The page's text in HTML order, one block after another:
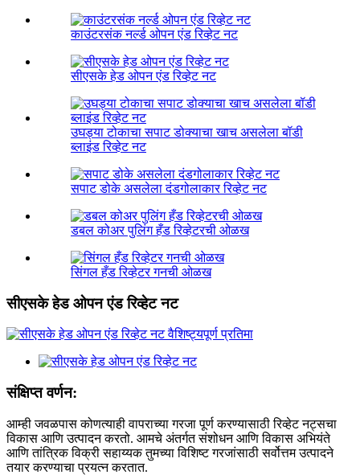
काउंटरसंक नर्ल्ड ओपन एंड रिव्हेट नट
सीएसके हेड ओपन एंड रिव्हेट नट
उघड्या टोकाचा सपाट डोक्याचा खाच असलेला बॉडी
ब्लाइंड रिव्हेट नट
सपाट डोके असलेला दंडगोलाकार रिव्हेट नट
डबल कोअर पुलिंग हँड रिव्हेटरची ओळख
सिंगल हँड रिव्हेटर गनची ओळख
सीएसके हेड ओपन एंड रिव्हेट नट
संक्षिप्त वर्णन:
आम्ही जवळपास कोणत्याही वापराच्या गरजा पूर्ण करण्यासाठी रिव्हेट नट्सचा
विकास आणि उत्पादन करतो. आमचे अंतर्गत संशोधन आणि विकास अभियंते
आणि तांत्रिक विक्री सहाय्यक तुमच्या विशिष्ट गरजांसाठी सर्वोत्तम उत्पादने
तयार करण्याचा प्रयत्न करतात.